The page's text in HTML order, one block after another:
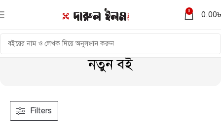
0 0.00
নতুন বই
Filters